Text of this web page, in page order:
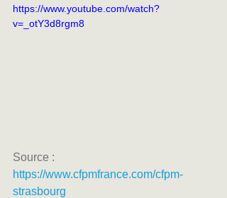
https://www.youtube.com/watch?
v=_otY3d8rgm8
Source :
https://www.cfpmfrance.com/cfpm-
strasbourg